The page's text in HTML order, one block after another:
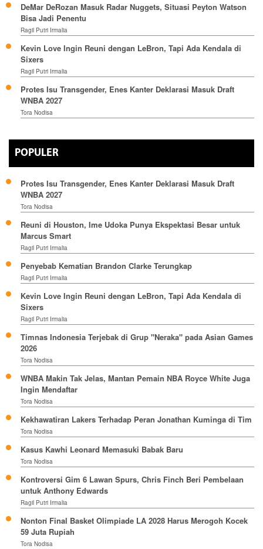
DeMar DeRozan Masuk Radar Nuggets, Situasi Peyton Watson
Bisa Jadi Penentu
Ragil Putri Irmalia
Kevin Love Ingin Reuni dengan LeBron, Tapi Ada Kendala di
Sixers
Ragil Putri Irmalia
Protes Isu Transgender, Enes Kanter Deklarasi Masuk Draft
WNBA 2027
Tora Nodisa
POPULER
Protes Isu Transgender, Enes Kanter Deklarasi Masuk Draft
WNBA 2027
Tora Nodisa
Reuni di Houston, Ime Udoka Punya Ekspektasi Besar untuk
Marcus Smart
Ragil Putri Irmalia
Penyebab Kematian Brandon Clarke Terungkap
Ragil Putri Irmalia
Kevin Love Ingin Reuni dengan LeBron, Tapi Ada Kendala di
Sixers
Ragil Putri Irmalia
Timnas Indonesia Terjebak di Grup "Neraka" pada Asian Games
2026
Tora Nodisa
WNBA Makin Tak Jelas, Mantan Pemain NBA Royce White Juga
Ingin Mendaftar
Tora Nodisa
Kekhawatiran Lakers Terhadap Peran Jonathan Kuminga di Tim
Tora Nodisa
Kasus Kawhi Leonard Memasuki Babak Baru
Tora Nodisa
Kontroversi Gim 6 Lawan Spurs, Chris Finch Beri Pembelaan
untuk Anthony Edwards
Ragil Putri Irmalia
Nonton Final Basket Olimpiade LA 2028 Harus Merogoh Kocek
59 Juta Rupiah
Tora Nodisa